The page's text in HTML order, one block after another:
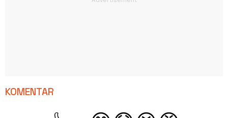
KOMENTAR